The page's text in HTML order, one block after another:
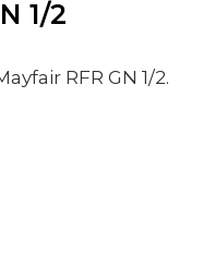
1/2
RFR GN 1/2.